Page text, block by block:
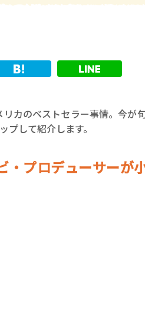
カのベストセラー事情。今が
して紹介します。
・プロデューサーが